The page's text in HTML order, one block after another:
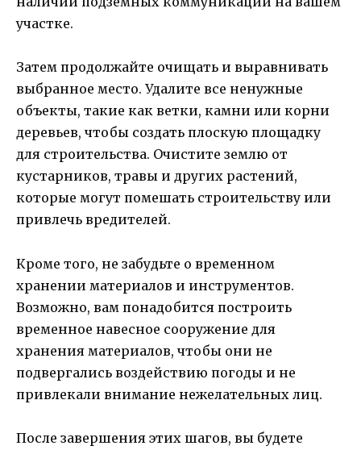
участке.
Затем продолжайте очищать и выравнивать
выбранное место. Удалите все ненужные
объекты, такие как ветки, камни или корни
деревьев, чтобы создать плоскую площадку
для строительства. Очистите землю от
кустарников, травы и других растений,
которые могут помешать строительству или
привлечь вредителей.
Кроме того, не забудьте о временном
хранении материалов и инструментов.
Возможно, вам понадобится построить
временное навесное сооружение для
хранения материалов, чтобы они не
подвергались воздействию погоды и не
привлекали внимание нежелательных лиц.
После завершения этих шагов, вы будете